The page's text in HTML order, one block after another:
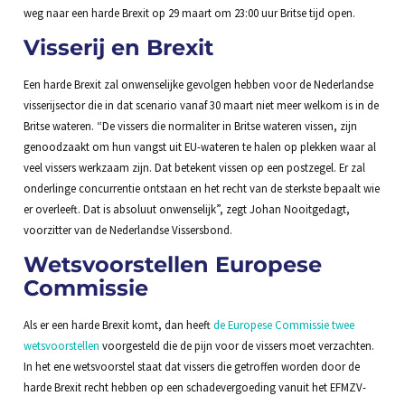
weg naar een harde Brexit op 29 maart om 23:00 uur Britse tijd open.
Visserij en Brexit
Een harde Brexit zal onwenselijke gevolgen hebben voor de Nederlandse
visserijsector die in dat scenario vanaf 30 maart niet meer welkom is in de
Britse wateren. “De vissers die normaliter in Britse wateren vissen, zijn
genoodzaakt om hun vangst uit EU-wateren te halen op plekken waar al
veel vissers werkzaam zijn. Dat betekent vissen op een postzegel. Er zal
onderlinge concurrentie ontstaan en het recht van de sterkste bepaalt wie
er overleeft. Dat is absoluut onwenselijk”, zegt Johan Nooitgedagt,
voorzitter van de Nederlandse Vissersbond.
Wetsvoorstellen Europese
Commissie
Als er een harde Brexit komt, dan heeftde Europese Commissie twee
wetsvoorstellen voorgesteld die de pijn voor de vissers moet verzachten.
In het ene wetsvoorstel staat dat vissers die getroffen worden door de
harde Brexit recht hebben op een schadevergoeding vanuit het EFMZV-